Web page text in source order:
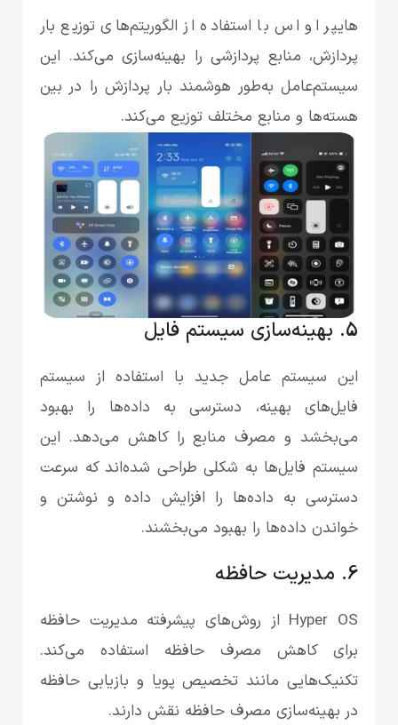
هایپر او اس با استفاده از الگوریتم‌های توزیع بار
پردازش، منابع پردازشی را بهینه‌سازی می‌کند. این
سیستم‌عامل به‌طور هوشمند بار پردازش را در بین
هسته‌ها و منابع مختلف توزیع می‌کند.
5. بهینه‌سازی سیستم فایل
این سیستم عامل جدید با استفاده از سیستم
فایل‌های بهینه، دسترسی به داده‌ها را بهبود
می‌بخشد و مصرف منابع را کاهش می‌دهد. این
سیستم فایل‌ها به شکلی طراحی شده‌اند که سرعت
دسترسی به داده‌ها را افزایش داده و نوشتن و
خواندن داده‌ها را بهبود می‌بخشند.
6. مدیریت حافظه
Hyper OS از روش‌های پیشرفته مدیریت حافظه
برای کاهش مصرف حافظه استفاده می‌کند.
تکنیک‌هایی مانند تخصیص پویا و بازیابی حافظه
در بهینه‌سازی مصرف حافظه نقش دارند.